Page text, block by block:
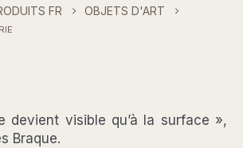
FR OBJETS D'ART
devient visible qu’à la surface »,
Braque.